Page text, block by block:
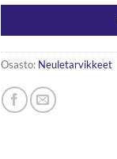
Osasto: Neuletarvikkeet